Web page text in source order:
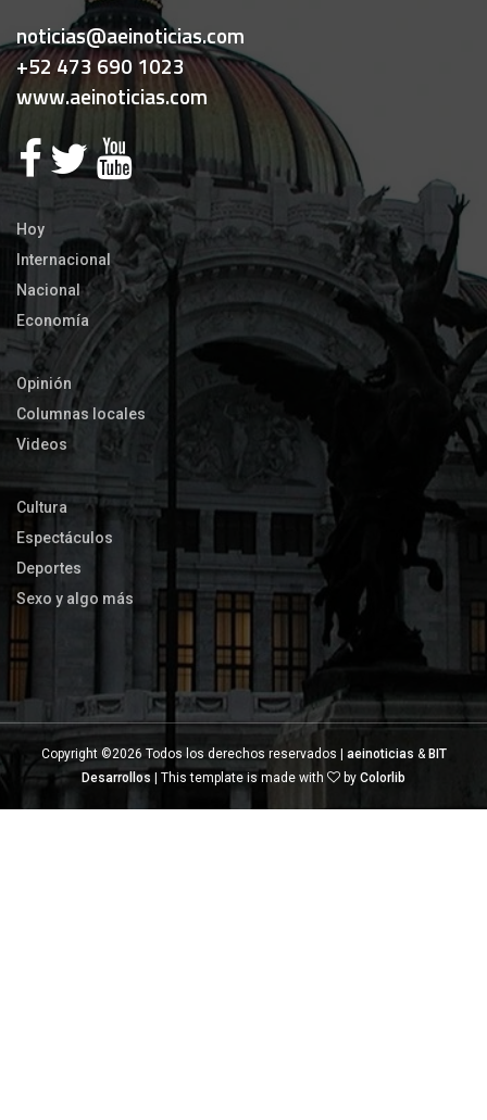
noticias@aeinoticias.com
+52 473 690 1023
www.aeinoticias.com
Hoy
Internacional
Nacional
Economía
Opinión
Columnas locales
Videos
Cultura
Espectáculos
Deportes
Sexo y algo más
Copyright ©2026 Todos los derechos reservados | aeinoticias & BIT
Desarrollos | This template is made with by Colorlib